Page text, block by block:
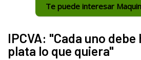
Te puede interesar
IPCVA: "Cada uno
plata lo que quiera"